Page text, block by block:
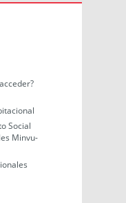
Social
Minvu-